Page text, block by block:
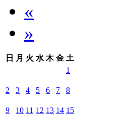
«
»
日 月 火 水 木 金 土
1
2 3 4 5 6 7 8
9 10 11 12 13 14 15